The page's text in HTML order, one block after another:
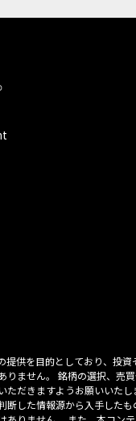
提供を目的としており、投資
りません。 銘柄の選択、売
ただきますようお願いいたし
断した情報源から入手したも